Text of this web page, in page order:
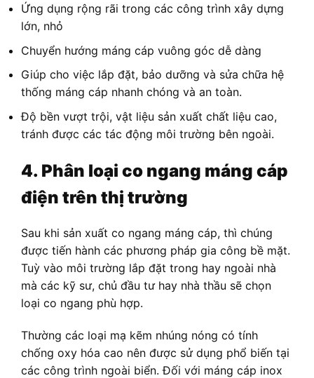
Ứng dụng rộng rãi trong các công trình xây dựng
lớn, nhỏ
Chuyển hướng máng cáp vuông góc dễ dàng
Giúp cho việc lắp đặt, bảo dưỡng và sửa chữa hệ
thống máng cáp nhanh chóng và an toàn.
Độ bền vượt trội, vật liệu sản xuất chất liệu cao,
tránh được các tác động môi trường bên ngoài.
4. Phân loại co ngang máng cáp
điện trên thị trường
Sau khi sản xuất co ngang máng cáp, thì chúng
được tiến hành các phương pháp gia công bề mặt.
Tuỳ vào môi trường lắp đặt trong hay ngoài nhà
mà các kỹ sư, chủ đầu tư hay nhà thầu sẽ chọn
loại co ngang phù hợp.
Thường các loại mạ kẽm nhúng nóng có tính
chống oxy hóa cao nên được sử dụng phổ biến tại
các công trình ngoài biển. Đối với máng cáp inox